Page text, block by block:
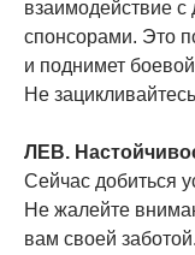
взаимодействие
спонсорами. Это
и поднимет
Не
ЛЕВ.
Сейчас добиться
Не жалейте
вам своей